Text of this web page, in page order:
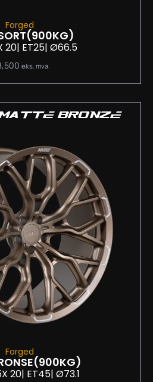
Forged
(900KG)
20| ET25| Ø66.5
eks. mva.
BRONZE
Forged
(900KG)
X 20| ET45| Ø73.1